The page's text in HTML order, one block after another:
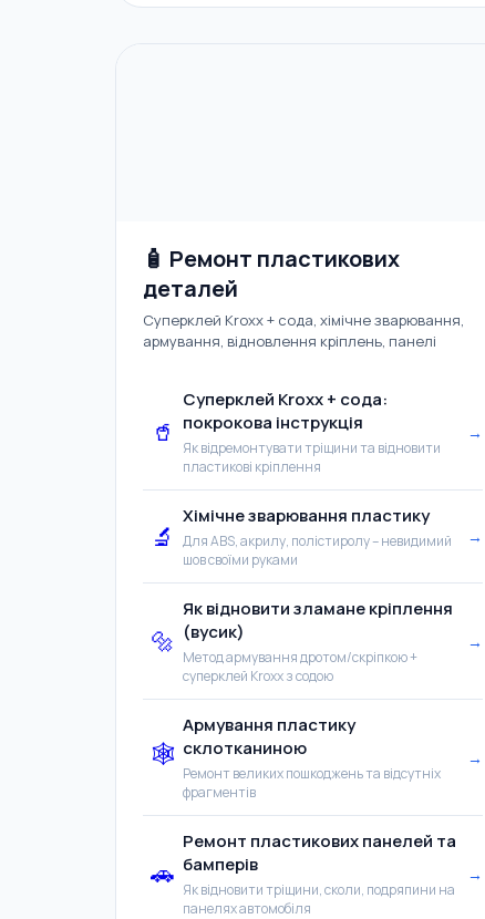
🧴 Ремонт пластикових
деталей
Суперклей Kroxx + сода, хімічне зварювання,
армування, відновлення кріплень, панелі
🥤
Суперклей Kroxx + сода:
покрокова інструкція
Як відремонтувати тріщини та відновити
пластикові кріплення
→
🔬
Хімічне зварювання пластику
Для ABS, акрилу, полістиролу – невидимий
шов своїми руками
→
🔩
Як відновити зламане кріплення
(вусик)
Метод армування дротом/скріпкою +
суперклей Kroxx з содою
→
🕸️
Армування пластику
склотканиною
Ремонт великих пошкоджень та відсутніх
фрагментів
→
🚗
Ремонт пластикових панелей та
бамперів
Як відновити тріщини, сколи, подряпини на
панелях автомобіля
→